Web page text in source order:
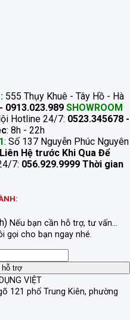
555 Thụy Khuê - Tây Hồ - Hà
0913.023.989 SHOWROOM
Hotline 24/7: 0523.345678 -
: 8h - 22h
: Số 137 Nguyễn Phúc Nguyên
Hệ trước Khi Qua Để
7: 056.929.9999 Thời gian
Nếu bạn cần hỗ trợ, tư vấn...
gọi cho bạn ngay nhé.
VIỆT
121 phố Trung Kiên, phường